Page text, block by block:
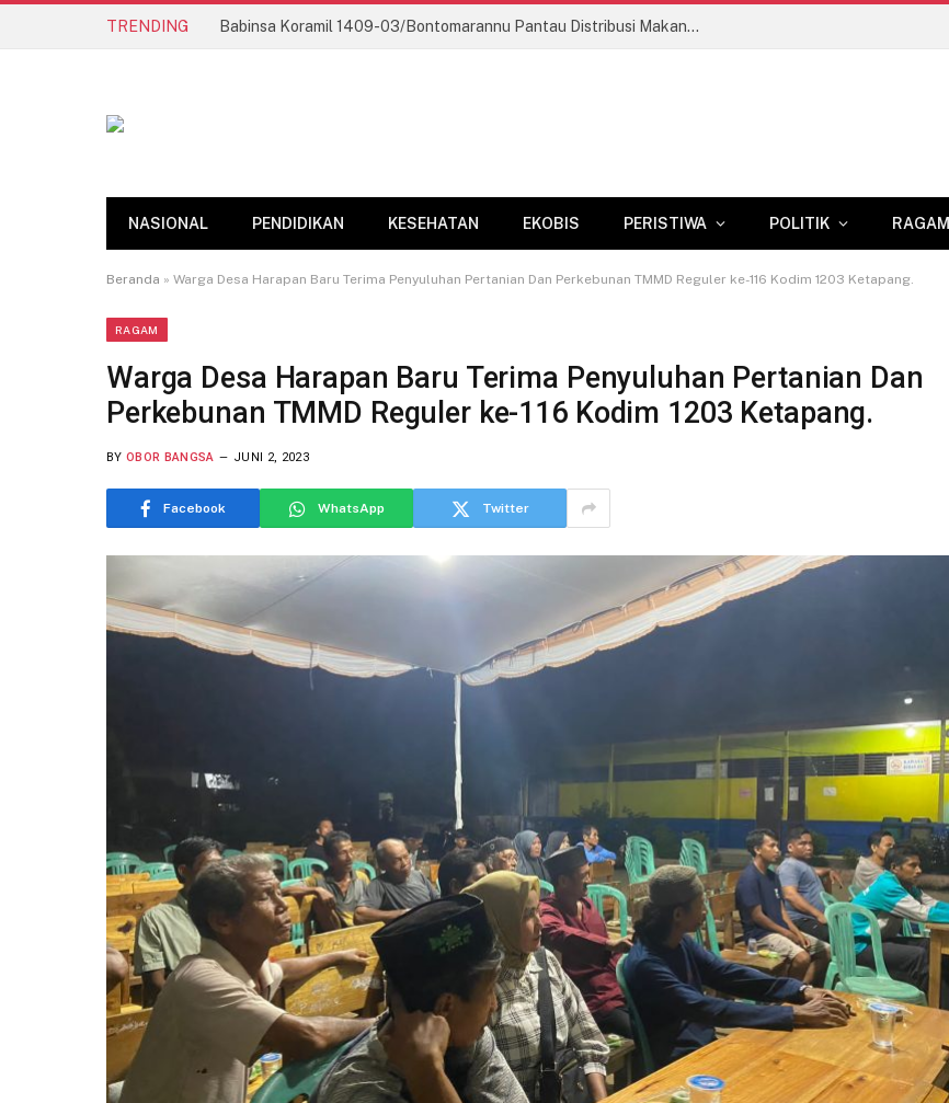
TRENDING Babinsa Koramil 1409-03/Bontomarannu Pantau Distribusi Makan Bergizi Gratis di Pattallassang
NASIONAL PENDIDIKAN KESEHATAN EKOBIS PERISTIWA POLITIK RAGAM
Beranda » Warga Desa Harapan Baru Terima Penyuluhan Pertanian Dan Perkebunan TMMD Reguler ke-116 Kodim 1203 Ketapang.
RAGAM
Warga Desa Harapan Baru Terima Penyuluhan Pertanian Dan
Perkebunan TMMD Reguler ke-116 Kodim 1203 Ketapang.
BY OBOR BANGSA JUNI 2, 2023
Facebook WhatsApp Twitter